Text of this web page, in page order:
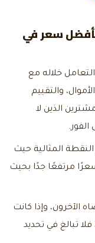
سعر في
خلاله مع
والتقييم
الذين لا
الفور.
المثالية حيث
سعرًا مرتفعًا جدًا بحيث
الآخرون، وإذا كانت
تبالغ في تحديد